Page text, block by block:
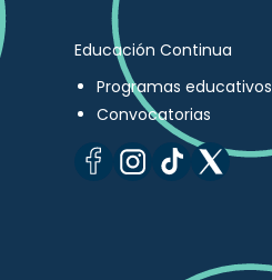
Educación Continua
Programas educativos
Convocatorias